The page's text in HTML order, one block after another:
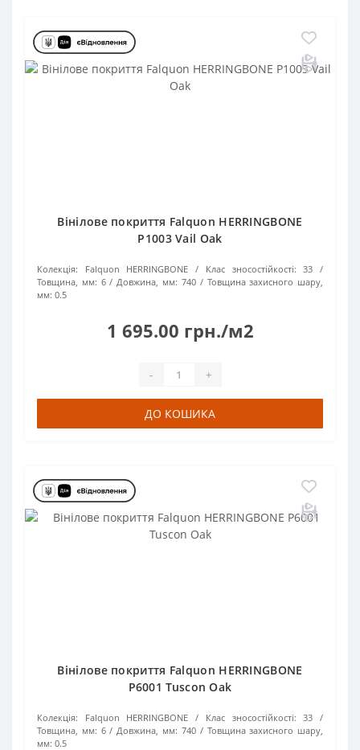
Вінілове покриття Falquon HERRINGBONE
Р1003 Vail Oak
Колекція: Falquon HERRINGBONE Клас зносостійкості:
33
Товщина, мм: 6 Довжина, мм: 740
Товщина захисного шару,
мм: 0.5
1 695.00 грн./м2
- +
ДО КОШИКА
Вінілове покриття Falquon HERRINGBONE
Р6001 Tuscon Oak
Колекція: Falquon HERRINGBONE Клас зносостійкості:
33
Товщина, мм: 6 Довжина, мм: 740
Товщина захисного шару,
мм: 0.5